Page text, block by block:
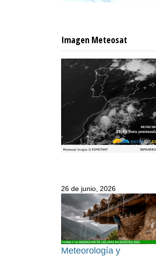
Imagen Meteosat
26 de junio, 2026
Meteorología y